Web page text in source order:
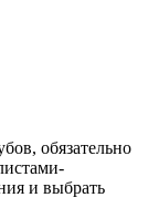
обязательно
и выбрать